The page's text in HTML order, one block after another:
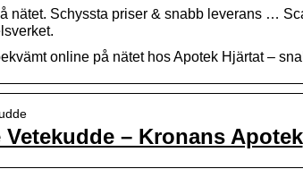
nätet. Schyssta priser & snabb leverans …
online på nätet hos Apotek Hjärtat –
– Kronans Apotek